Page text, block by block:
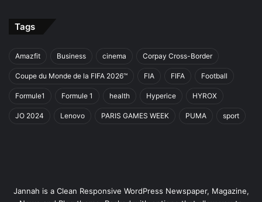
Tags
Amazfit Business cinema Corpay Cross-Border
Coupe du Monde de la FIFA 2026™ FIA FIFA Football
Formule1 Formule 1 health Hyperice HYROX
JO 2024 Lenovo PARIS GAMES WEEK PUMA sport
Jannah is a Clean Responsive WordPress Newspaper, Magazine,